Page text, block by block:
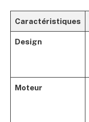
Caractéristiques
Design
Moteur